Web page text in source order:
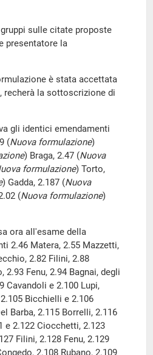
sulle citate proposte
presentatore la
è stata accettata
recherà la sottoscrizione di
gli identici emendamenti
(Nuova formulazione)
) Braga, 2.47 (Nuova
formulazione) Torto,
) Gadda, 2.187 (Nuova
(Nuova formulazione)
ora all'esame della
2.46 Matera, 2.55 Mazzetti,
2.82 Filini, 2.88
Fenu, 2.94 Bagnai, degli
Cavandoli e 2.100 Lupi,
Bicchielli e 2.106
Barba, 2.115 Borrelli, 2.116
e 2.122 Ciocchetti, 2.123
Filini, 2.128 Fenu, 2.129
2.108 Rubano, 2.109